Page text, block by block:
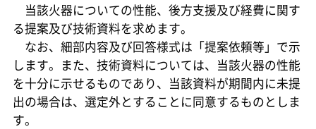
当該火器についての性能、後方支援及び経費に関す
る提案及び技術資料を求めます。
なお、細部内容及び回答様式は「提案依頼等」で示
します。また、技術資料については、当該火器の性能
を十分に示せるものであり、当該資料が期間内に未提
出の場合は、選定外とすることに同意するものとしま
す。